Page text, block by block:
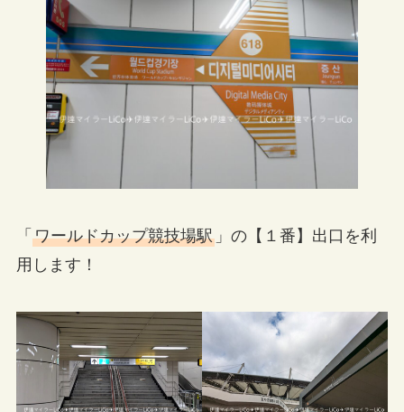
「 ワールドカップ競技場駅」の【１番】出口を利
用します！